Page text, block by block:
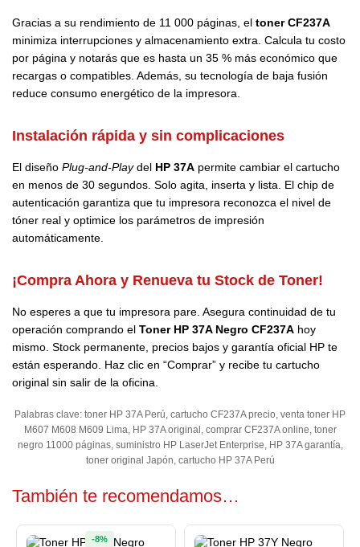
Gracias a su rendimiento de 11 000 páginas, el toner CF237A
minimiza interrupciones y almacenamiento extra. Calcula tu costo
por página y notarás que es hasta un 35 % más económico que
recargas o compatibles. Además, su tecnología de baja fusión
reduce consumo energético de la impresora.
Instalación rápida y sin complicaciones
El diseño Plug-and-Playdel HP 37A permite cambiar el cartucho
en menos de 30 segundos. Solo agita, inserta y lista. El chip de
autenticación garantiza que tu impresora reconozca el nivel de
tóner real y optimice los parámetros de impresión
automáticamente.
¡Compra Ahora y Renueva tu Stock de Toner!
No esperes a que tu impresora pare. Asegura continuidad de tu
operación comprando el Toner HP 37A Negro CF237A hoy
mismo. Stock permanente, precios bajos y garantía oficial HP te
están esperando. Haz clic en “Comprar” y recibe tu cartucho
original sin salir de la oficina.
Palabras clave: toner HP 37A Perú, cartucho CF237A precio, venta toner HP
M607 M608 M609 Lima, HP 37A original, comprar CF237A online, toner
negro 11000 páginas, suministro HP LaserJet Enterprise, HP 37A garantía,
toner original Japón, cartucho HP 37A Perú
También te recomendamos…
-8%